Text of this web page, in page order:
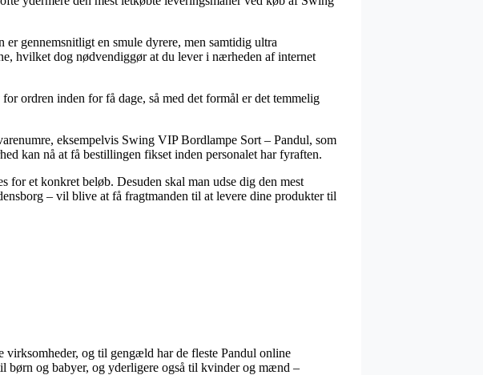
gennemsnitligt en smule dyrere, men samtidig ultra
hvilket dog nødvendiggør at du lever i nærheden af internet
ordren inden for få dage, så med det formål er det temmelig
eksempelvis Swing VIP Bordlampe Sort – Pandul, som
kan nå at få bestillingen fikset inden personalet har fyraften.
et konkret beløb. Desuden skal man udse dig den mest
– vil blive at få fragtmanden til at levere dine produkter til
og til gengæld har de fleste Pandul online
børn og babyer, og yderligere også til kvinder og mænd –